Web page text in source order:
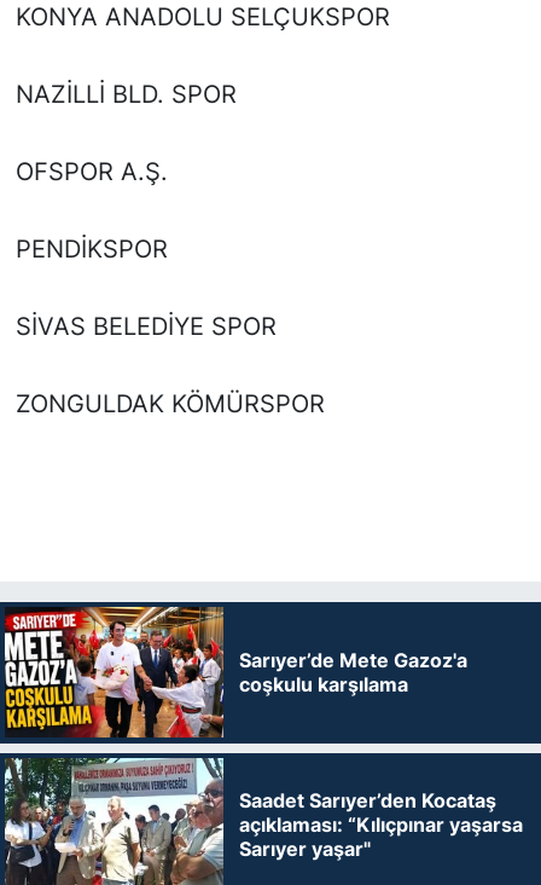
KONYA ANADOLU SELÇUKSPOR
NAZİLLİ BLD. SPOR
OFSPOR A.Ş.
PENDİKSPOR
SİVAS BELEDİYE SPOR
ZONGULDAK KÖMÜRSPOR
Sarıyer’de Mete Gazoz'a
coşkulu karşılama
Saadet Sarıyer’den Kocataş
açıklaması: “Kılıçpınar yaşarsa
Sarıyer yaşar"